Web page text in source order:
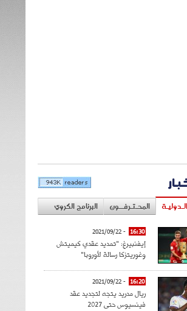
المحـتـرفــون البرنامج الكروي
16:30
- 2021/09/22
إيفنبيرغ: "تمديد عقدي كيميتش
وغوريتزكا رسالة لأوروبا"
16:20
- 2021/09/22
ريال مدريد يتجه لتجديد عقد
فينسيوس حتى 2027